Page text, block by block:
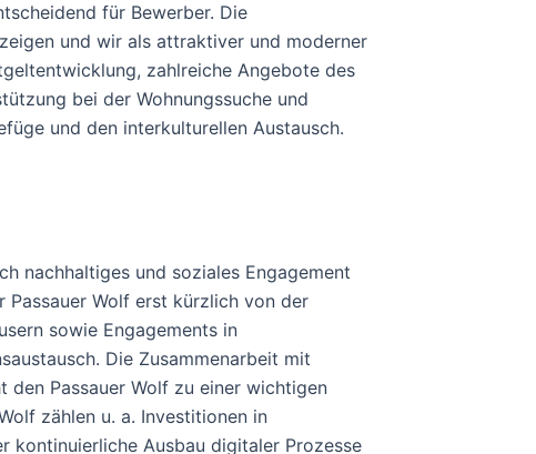
für Bewerber. Die
und wir als attraktiver und moderner
zahlreiche Angebote des
bei der Wohnungssuche und
und den interkulturellen Austausch.
nachhaltiges und soziales Engagement
Passauer Wolf erst kürzlich von der
sowie Engagements in
Die Zusammenarbeit mit
Passauer Wolf zu einer wichtigen
zählen u. a. Investitionen in
kontinuierliche Ausbau digitaler Prozesse